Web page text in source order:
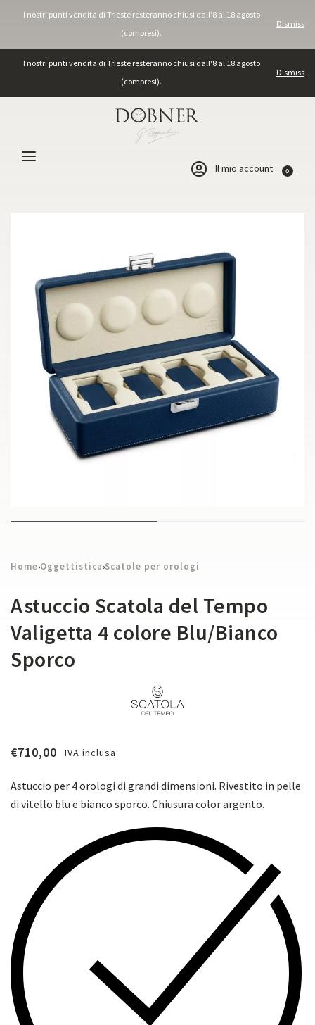
I nostri punti vendita di Trieste resteranno chiusi dall'8 al 18 agosto
(compresi).
Dismiss
I nostri punti vendita di Trieste resteranno chiusi dall'8 al 18 agosto
(compresi).
Dismiss
Il mio account 0
Home›Oggettistica ›Scatole per orologi
Astuccio Scatola del Tempo
Valigetta 4 colore Blu/Bianco
Sporco
€710,00 IVA inclusa
Astuccio per 4 orologi di grandi dimensioni. Rivestito in pelle
di vitello blu e bianco sporco. Chiusura color argento.